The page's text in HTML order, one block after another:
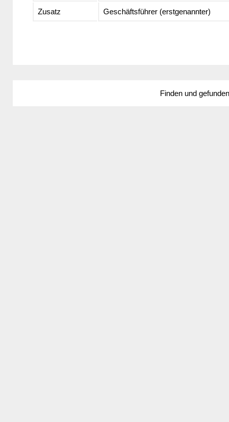
Zusatz Geschäftsführer (erstgenannter)
Finden und